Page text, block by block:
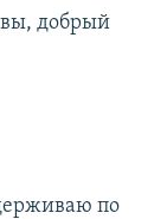
добрый
по